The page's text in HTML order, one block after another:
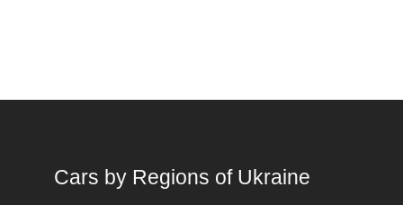
Cars by Regions of Ukraine